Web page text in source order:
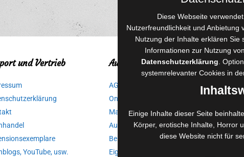
und Vertrieb
YouTube, usw.
Autorinnen und Autoren
AGB für Medienprojekte
Online-Artikel
Manuskripte einreichen
Ausschreibungen
Belegexemplare
Eigenbedarfsexemplare
Diese Webseite
Nutzerfreundlichkeit und Anbietung
Nutzung der Inhalte erklären Sie
Informationen zur Nutzung
Datenschutzerklärung .
systemrelevanter Cookies in
Einige Inhalte dieser Seite
Körper, erotische Inhalte, Horror
diese Website nicht für